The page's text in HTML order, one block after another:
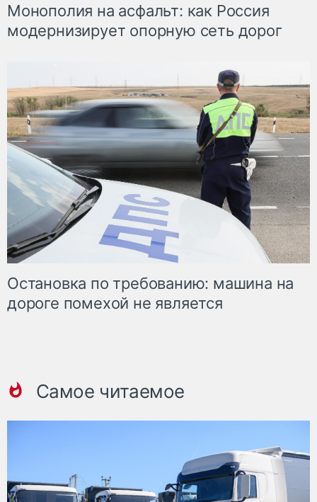
Монополия на асфальт: как Россия
модернизирует опорную сеть дорог
Остановка по требованию: машина на
дороге помехой не является
Самое читаемое